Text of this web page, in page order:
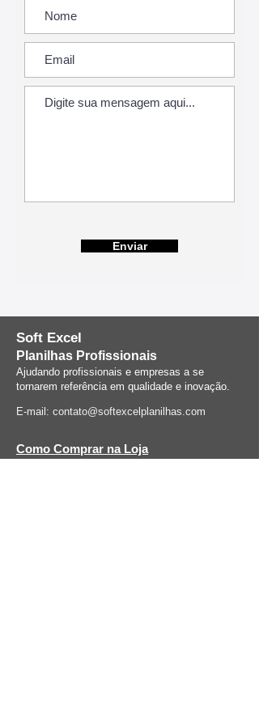
Enviar
Soft Excel
Planilhas Profissionais
Ajudando profissionais e empresas a se
tornarem referência em qualidade e inovação.
E-mail: contato@softexcelplanilhas.com
Como Comprar na Loja